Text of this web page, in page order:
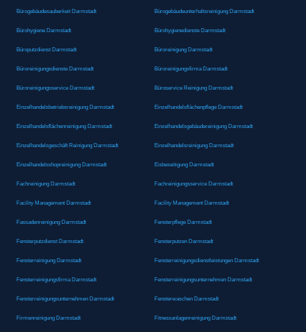
Bürogebäudesauberkeit Darmstadt Bürogebäudeunterhaltsreinigung Darmstadt
Bürohygiene Darmstadt Bürohygienedienste Darmstadt
Büroputzdienst Darmstadt Büroreinigung Darmstadt
Büroreinigungsdienste Darmstadt Büroreinigungsfirma Darmstadt
Büroreinigungsservice Darmstadt Büroservice Reinigung Darmstadt
Einzelhandelsbetriebsreinigung Darmstadt Einzelhandelsflächenpflege Darmstadt
Einzelhandelsflächenreinigung Darmstadt Einzelhandelsgebäudereinigung Darmstadt
Einzelhandelsgeschäft Reinigung Darmstadt Einzelhandelsreinigung Darmstadt
Einzelhandelsshopreinigung Darmstadt Eisbeseitigung Darmstadt
Fachreinigung Darmstadt Fachreinigungsservice Darmstadt
Facility Management Darmstadt Facility Management Darmstadt
Fassadenreinigung Darmstadt Fensterpflege Darmstadt
Fensterputzdienst Darmstadt Fensterputzen Darmstadt
Fensterreinigung Darmstadt Fensterreinigungsdienstleistungen Darmstadt
Fensterreinigungsfirma Darmstadt Fensterreinigungsunternehmen Darmstadt
Fensterreinigungsunternehmen Darmstadt Fensterwaschen Darmstadt
Firmenreinigung Darmstadt Fitnessanlagenreinigung Darmstadt